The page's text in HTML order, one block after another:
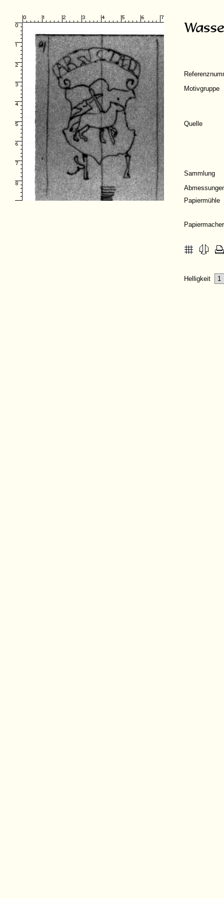
Motivgruppe
Quelle
Sammlung
Papiermühle
Papiermacher
Helligkeit